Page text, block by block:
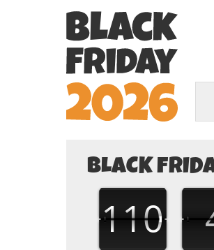
BLACK
110